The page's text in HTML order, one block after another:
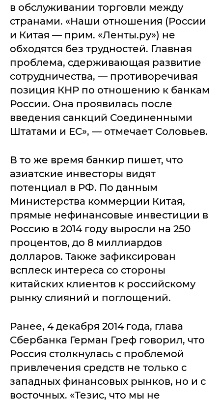
в обслуживании торговли между
странами. «Наши отношения (России
и Китая — прим. «Ленты.ру») не
обходятся без трудностей. Главная
проблема, сдерживающая развитие
сотрудничества, — противоречивая
позиция КНР по отношению к банкам
России. Она проявилась после
введения санкций Соединенными
Штатами и ЕС», — отмечает Соловьев.
В то же время банкир пишет, что
азиатские инвесторы видят
потенциал в РФ. По данным
Министерства коммерции Китая,
прямые нефинансовые инвестиции в
Россию в 2014 году выросли на 250
процентов, до 8 миллиардов
долларов. Также зафиксирован
всплеск интереса со стороны
китайских клиентов к российскому
рынку слияний и поглощений.
Ранее, 4 декабря 2014 года, глава
Сбербанка Герман Греф говорил, что
Россия столкнулась с проблемой
привлечения средств не только с
западных финансовых рынков, но и с
восточных. «Тезис, что мы не